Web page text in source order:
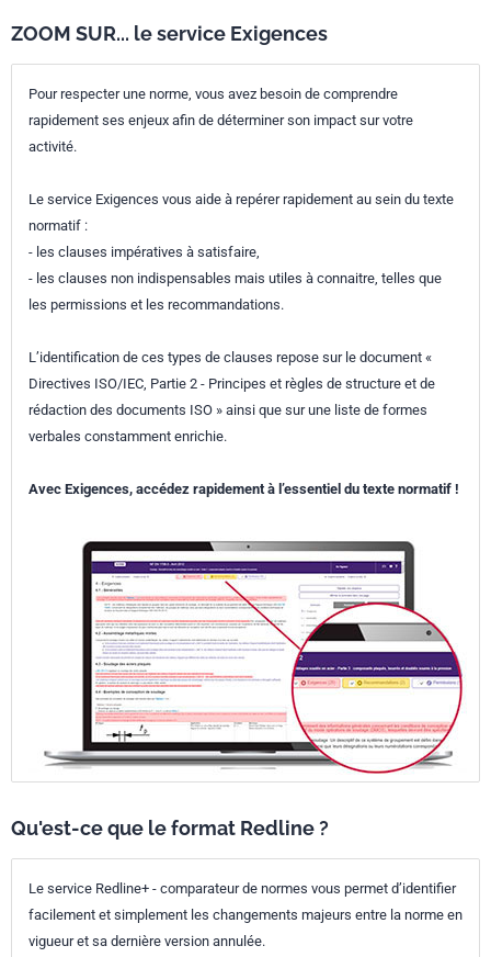
ZOOM SUR... le service Exigences
Pour respecter une norme, vous avez besoin de comprendre
rapidement ses enjeux afin de déterminer son impact sur votre
activité.
Le service Exigences vous aide à repérer rapidement au sein du texte
normatif :
- les clauses impératives à satisfaire,
- les clauses non indispensables mais utiles à connaitre, telles que
les permissions et les recommandations.
L’identification de ces types de clauses repose sur le document «
Directives ISO/IEC, Partie 2 - Principes et règles de structure et de
rédaction des documents ISO » ainsi que sur une liste de formes
verbales constamment enrichie.
Avec Exigences, accédez rapidement à l’essentiel du texte normatif !
Qu'est-ce que le format Redline ?
Le service Redline+ - comparateur de normes vous permet d’identifier
facilement et simplement les changements majeurs entre la norme en
vigueur et sa dernière version annulée.